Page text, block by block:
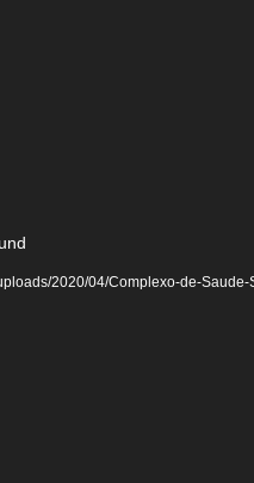
2020/04/Complexo-de-Saude-